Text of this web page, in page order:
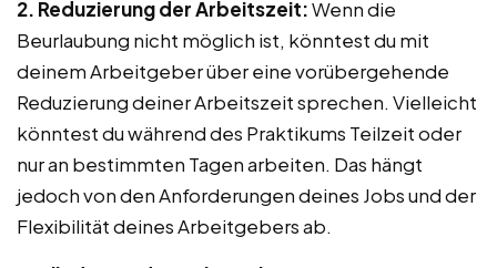
2. Reduzierung der Arbeitszeit:Wenn die
Beurlaubung nicht möglich ist, könntest du mit
deinem Arbeitgeber über eine vorübergehende
Reduzierung deiner Arbeitszeit sprechen. Vielleicht
könntest du während des Praktikums Teilzeit oder
nur an bestimmten Tagen arbeiten. Das hängt
jedoch von den Anforderungen deines Jobs und der
Flexibilität deines Arbeitgebers ab.